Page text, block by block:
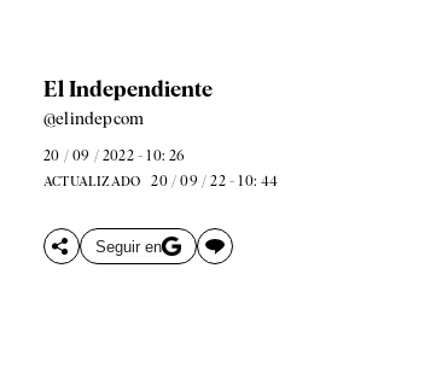
El Independiente
@elindepcom
20 / 09 / 2022 - 10: 26
ACTUALIZADO 20 / 09 / 22 - 10: 44
Seguir en